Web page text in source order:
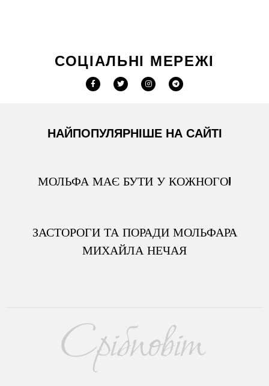
СОЦІАЛЬНІ МЕРЕЖІ
НАЙПОПУЛЯРНІШЕ НА САЙТІ
МОЛЬФА МАЄ БУТИ У КОЖНОГО!
ЗАСТОРОГИ ТА ПОРАДИ МОЛЬФАРА
МИХАЙЛА НЕЧАЯ